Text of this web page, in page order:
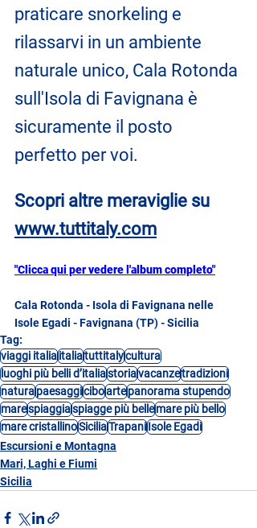
praticare snorkeling e
rilassarvi in un ambiente
naturale unico, Cala Rotonda
sull'Isola di Favignana è
sicuramente il posto
perfetto per voi.
Scopri altre meraviglie su
www.tuttitaly.com
"Clicca qui per vedere l'album completo"
Cala Rotonda - Isola di Favignana nelle
Isole Egadi - Favignana (TP) - Sicilia
Tag:
viaggi italiaitaliatuttitalycultura
luoghi più belli d’italiastoriavacanzetradizioni
naturapaesaggiciboartepanorama stupendo
marespiaggiaspiagge più bellemare più bello
mare cristallinoSiciliaTrapaniIsole Egadi
Escursioni e Montagna
Mari, Laghi e Fiumi
Sicilia